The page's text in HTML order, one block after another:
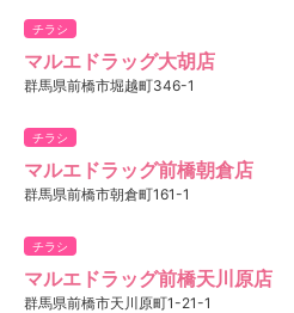
チラシ
マルエドラッグ大胡店
群馬県前橋市堀越町346-1
チラシ
マルエドラッグ前橋朝倉店
群馬県前橋市朝倉町161-1
チラシ
マルエドラッグ前橋天川原店
群馬県前橋市天川原町1-21-1